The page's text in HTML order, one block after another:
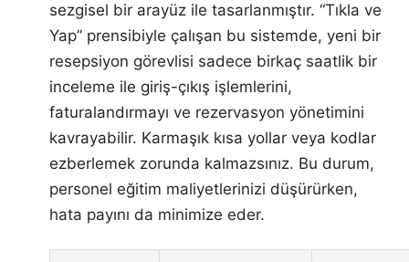
sezgisel bir arayüz ile tasarlanmıştır. “Tıkla ve
Yap” prensibiyle çalışan bu sistemde, yeni bir
resepsiyon görevlisi sadece birkaç saatlik bir
inceleme ile giriş-çıkış işlemlerini,
faturalandırmayı ve rezervasyon yönetimini
kavrayabilir. Karmaşık kısa yollar veya kodlar
ezberlemek zorunda kalmazsınız. Bu durum,
personel eğitim maliyetlerinizi düşürürken,
hata payını da minimize eder.